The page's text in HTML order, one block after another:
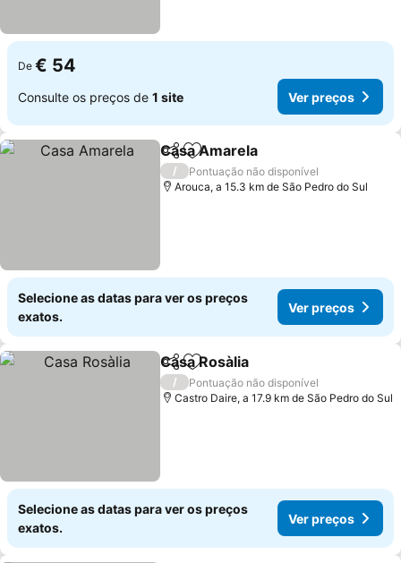
De € 54
Consulte os preços de 1 site Ver preços
PartilharAdicionar aos favoritos
Casa Amarela
/
Pontuação não disponível
Arouca, a 15.3 km de São Pedro do Sul
Selecione as datas para ver os preços
exatos.
Ver preços
PartilharAdicionar aos favoritos
Casa Rosàlia
/
Pontuação não disponível
Castro Daire, a 17.9 km de São Pedro do Sul
Selecione as datas para ver os preços
exatos.
Ver preços